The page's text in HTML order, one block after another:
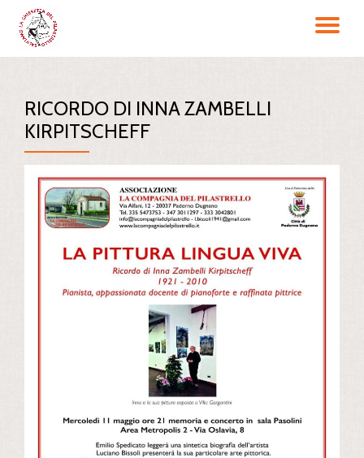
Passa
al
RICORDO DI INNA ZAMBELLI
KIRPITSCHEFF